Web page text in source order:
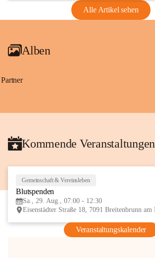
Alle Artikel sehen
Alben
Partner
Kommende Veranstaltungen
Gemeinschaft & Vereinsleben
Blutspenden
Sa., 29. Aug., 07:00 - 12:30
Veranstaltungskalender